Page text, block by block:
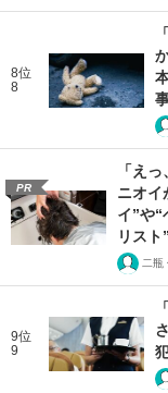
8位
8
PR
「え
ニオ
イ”や
リス
二瓶
9位
9